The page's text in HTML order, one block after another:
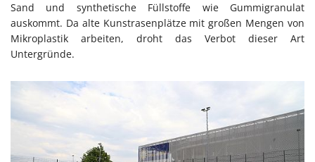
Sand und synthetische Füllstoffe wie Gummigranulat
auskommt. Da alte Kunstrasenplätze mit großen Mengen von
Mikroplastik arbeiten, droht das Verbot dieser Art
Untergründe.